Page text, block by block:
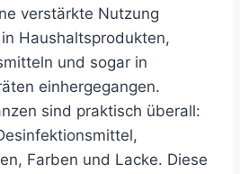
verstärkte Nutzung
Haushaltsprodukten,
und sogar in
einhergegangen.
sind praktisch überall:
Farben und Lacke. Diese